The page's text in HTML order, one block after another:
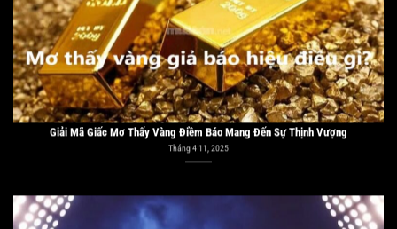
Giải Mã Giấc Mơ Thấy Vàng Điềm Báo Mang Đến Sự Thịnh Vượng
Tháng 4 11, 2025